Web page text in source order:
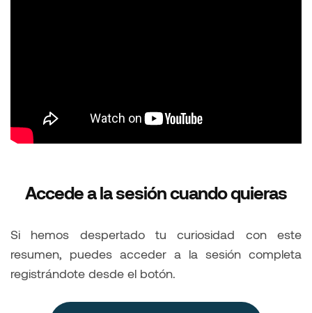
Accede a la sesión cuando quieras
Si hemos despertado tu curiosidad con este
resumen, puedes acceder a la sesión completa
registrándote desde el botón.